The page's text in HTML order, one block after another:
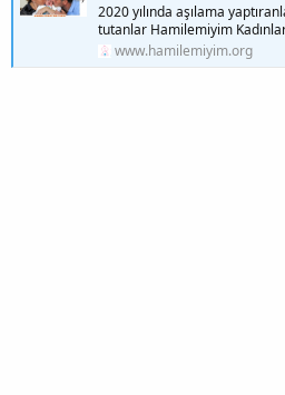
2020 yılında aşılama
tutanlar Hamilemiyim
www.hamilemiyim.org